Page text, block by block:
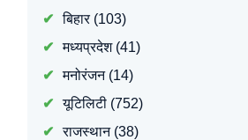
बिहार(103)
मध्यप्रदेश(41)
मनोरंजन(14)
यूटिलिटी(752)
राजस्थान(38)